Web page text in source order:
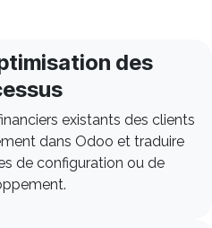
des
existants des clients
dans Odoo et traduire
de configuration ou de